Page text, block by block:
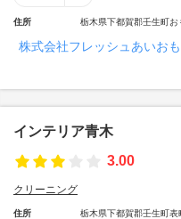
住所 栃木県下都賀郡壬生町
株式会社フレッシュあいお
インテリア青木
3.00
クリーニング
住所 栃木県下都賀郡壬生町表